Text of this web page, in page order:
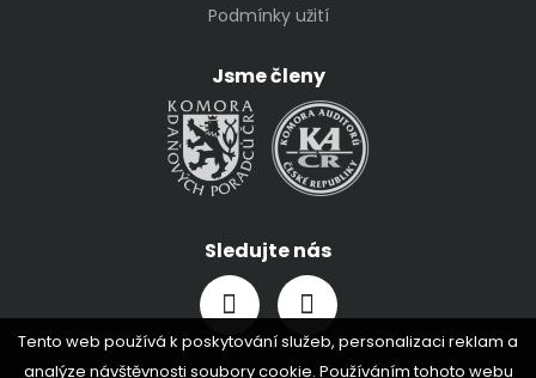
Podmínky užití
Jsme členy
Sledujte nás
Tento web používá k poskytování služeb, personalizaci reklam a
analýze návštěvnosti soubory cookie. Používáním tohoto webu